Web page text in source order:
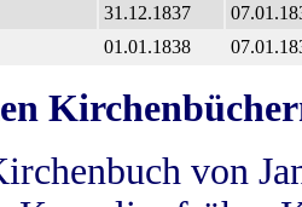
31.12.1837
01.01.1838
von